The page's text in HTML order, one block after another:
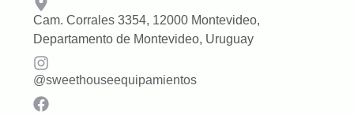
Cam. Corrales 3354, 12000 Montevideo,
Departamento de Montevideo, Uruguay
@sweethouseequipamientos